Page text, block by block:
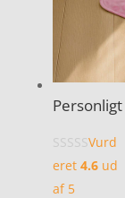
Vurd
eret 4.6ud
af 5